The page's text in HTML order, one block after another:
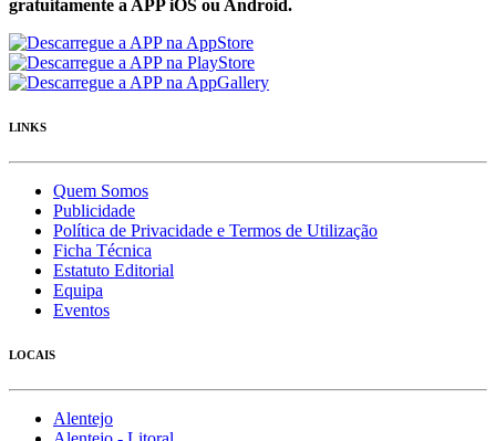
gratuítamente a APP iOS ou Android.
LINKS
Quem Somos
Publicidade
Política de Privacidade e Termos de Utilização
Ficha Técnica
Estatuto Editorial
Equipa
Eventos
LOCAIS
Alentejo